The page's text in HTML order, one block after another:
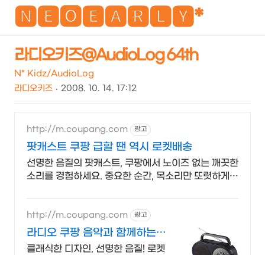
🅽🅴🅾🅴🅰🆁🅻🆈*
라디오키즈@AudioLog 64th
N* Kidz/AudioLog
라디오키즈
2008. 10. 14. 17:12
http://m.coupang.com 광고
팟캐스트 쿠팡 급할 땐 역시 로켓배송
선명한 음질의 팟캐스트, 쿠팡에서 노이즈 없는 깨끗한
소리를 경험하세요. 중요한 순간, 목소리만 또렷하게!
http://m.coupang.com 광고
라디오 쿠팡 음악과 함께하는
일상
클래식한 디자인, 선명한 음질! 로켓